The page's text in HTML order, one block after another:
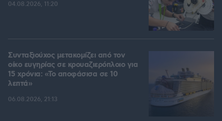
04.08.2026, 11:20
Συνταξιούχος μετακομίζει από τον
οίκο ευγηρίας σε κρουαζιερόπλοιο για
15 χρόνια: «Το αποφάσισα σε 10
λεπτά»
06.08.2026, 21:13